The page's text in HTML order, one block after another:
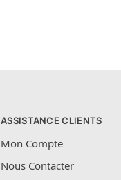
ASSISTANCE CLIENTS
Mon Compte
Nous Contacter